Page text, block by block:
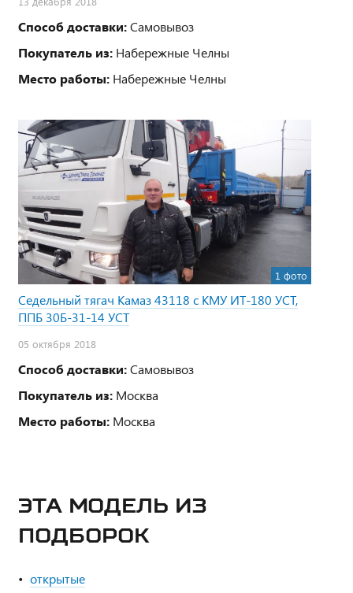
Способ доставки:Самовывоз
Покупатель из: Набережные Челны
Место работы: Набережные Челны
1 фото
Седельный тягач Камаз 43118 с КМУ ИТ-180 УСТ,
ППБ 30Б-31-14 УСТ
05 октября 2018
Способ доставки:Самовывоз
Покупатель из: Москва
Место работы: Москва
ЭТА МОДЕЛЬ ИЗ
ПОДБОРОК
открытые